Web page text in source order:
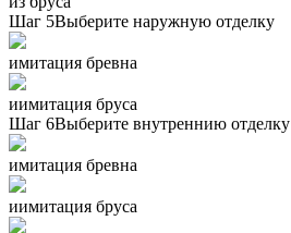
Шаг 5Выберите наружную отделку
имитация бревна
иимитация бруса
Шаг 6Выберите внутреннию отделку
имитация бревна
иимитация бруса